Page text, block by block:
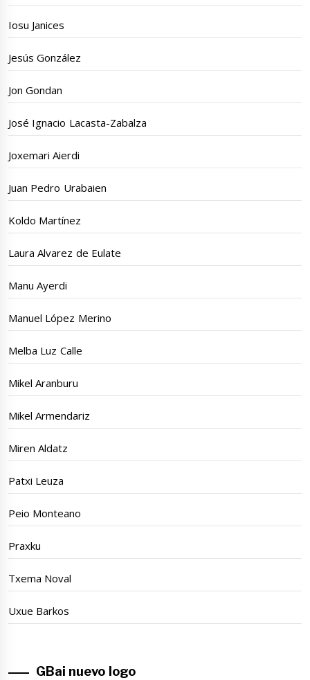
Iosu Janices
Jesús González
Jon Gondan
José Ignacio Lacasta-Zabalza
Joxemari Aierdi
Juan Pedro Urabaien
Koldo Martínez
Laura Alvarez de Eulate
Manu Ayerdi
Manuel López Merino
Melba Luz Calle
Mikel Aranburu
Mikel Armendariz
Miren Aldatz
Patxi Leuza
Peio Monteano
Praxku
Txema Noval
Uxue Barkos
GBai nuevo logo